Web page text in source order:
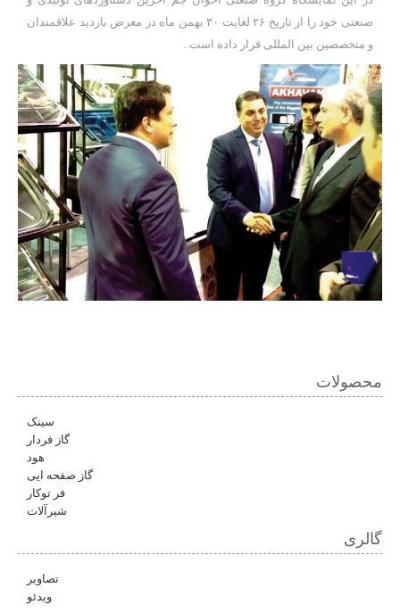
صنعتی خود را از تاریخ ۲۶ لغایت ۳۰ بهمن ماه در معرض بازدید علاقمندان
و متخصصین بین المللی قرار داده است .
محصولات
سینک
گاز فردار
هود
گاز صفحه ایی
فر توکار
شیرآلات
گالری
تصاویر
ویدئو